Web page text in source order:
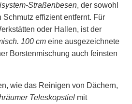
Straßenbesen, der sowohl
Schmutz effizient entfernt. Für
oder Hallen, ist der
100 cm eine ausgezeichnete
Borstenmischung auch feinsten
wie das Reinigen von Dächern,
Teleskopstiel mit